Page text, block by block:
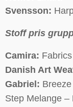
Svensson:
Stoff pris
Camira:
Danish Art
Gabriel:
Step Melange –